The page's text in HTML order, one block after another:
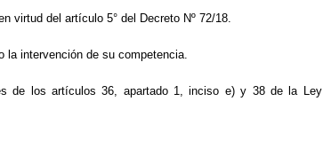
virtud del artículo 5° del Decreto Nº 72/18.
la intervención de su competencia.
de los artículos 36, apartado 1, inciso e) y 38 de la Ley